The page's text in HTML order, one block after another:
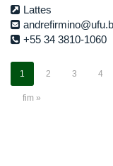
Lattes
+55 34 3810-1060
1 2 3 4
fim »